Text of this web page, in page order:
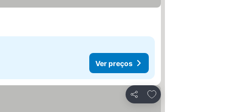
Ver preços
Partilhar
Adicionar aos favoritos